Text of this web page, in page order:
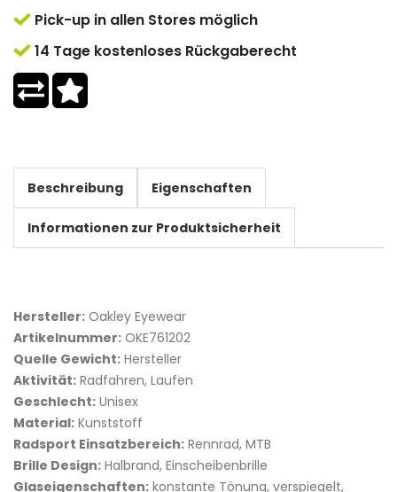
Pick-up in allen Stores möglich
14 Tage kostenloses Rückgaberecht
Beschreibung Eigenschaften
Informationen zur Produktsicherheit
Hersteller: Oakley Eyewear
Artikelnummer: OKE761202
Quelle Gewicht: Hersteller
Aktivität: Radfahren, Laufen
Geschlecht: Unisex
Material: Kunststoff
Radsport Einsatzbereich: Rennrad, MTB
Brille Design: Halbrand, Einscheibenbrille
Glaseigenschaften: konstante Tönung, verspiegelt,